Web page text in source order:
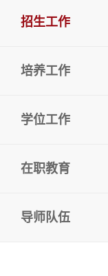
招生工作
培养工作
学位工作
在职教育
导师队伍